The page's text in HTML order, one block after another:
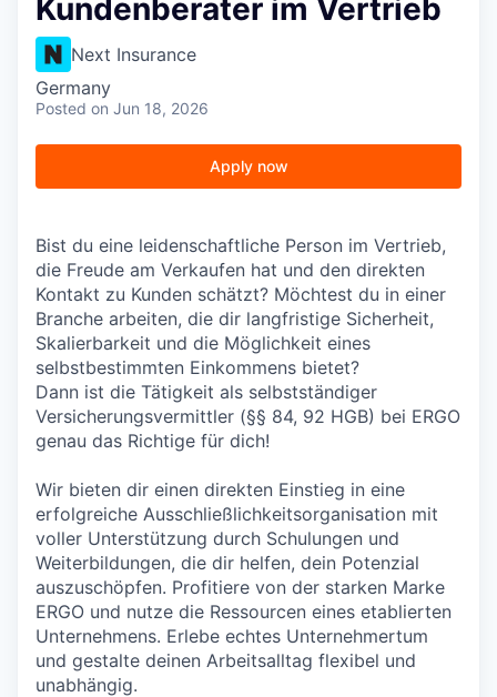
Kundenberater im Vertrieb
Next Insurance
Germany
Posted on Jun 18, 2026
Apply now
Bist du eine leidenschaftliche Person im Vertrieb,
die Freude am Verkaufen hat und den direkten
Kontakt zu Kunden schätzt? Möchtest du in einer
Branche arbeiten, die dir langfristige Sicherheit,
Skalierbarkeit und die Möglichkeit eines
selbstbestimmten Einkommens bietet?
Dann ist die Tätigkeit als selbstständiger
Versicherungsvermittler (§§ 84, 92 HGB) bei ERGO
genau das Richtige für dich!
Wir bieten dir einen direkten Einstieg in eine
erfolgreiche Ausschließlichkeitsorganisation mit
voller Unterstützung durch Schulungen und
Weiterbildungen, die dir helfen, dein Potenzial
auszuschöpfen. Profitiere von der starken Marke
ERGO und nutze die Ressourcen eines etablierten
Unternehmens. Erlebe echtes Unternehmertum
und gestalte deinen Arbeitsalltag flexibel und
unabhängig.